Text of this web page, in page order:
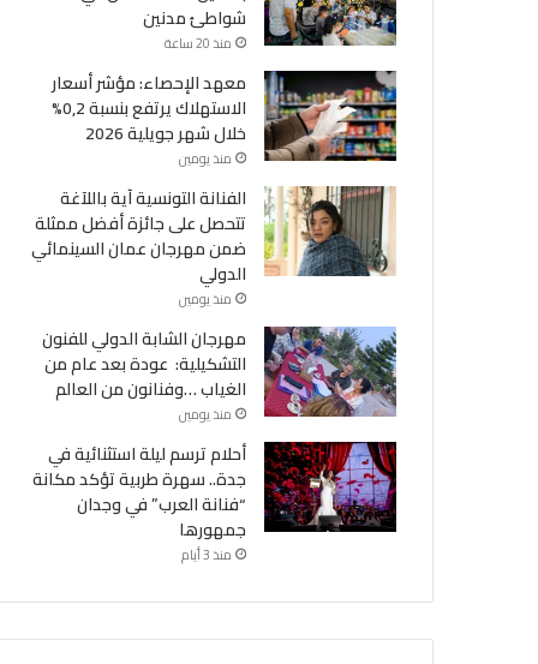
شواطئ مدنين
منذ 20 ساعة
معهد الإحصاء: مؤشر أسعار
الاستهلاك يرتفع بنسبة 0,2%
خلال شهر جويلية 2026
منذ يومين
الفنانة التونسية آية باللآغة
تتحصل على جائزة أفضل ممثلة
ضمن مهرجان عمان السينمائي
الدولي
منذ يومين
مهرجان الشابة الدولي للفنون
التشكيلية: عودة بعد عام من
الغياب …وفنانون من العالم
منذ يومين
أحلام ترسم ليلة استثنائية في
جدة.. سهرة طربية تؤكد مكانة
“فنانة العرب” في وجدان
جمهورها
منذ 3 أيام